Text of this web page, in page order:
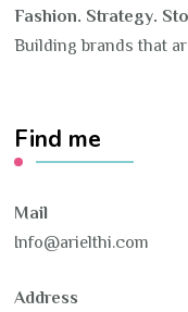
Fashion. Strategy.
Building brands that
Find me
Mail
Info@arielthi.com
Address